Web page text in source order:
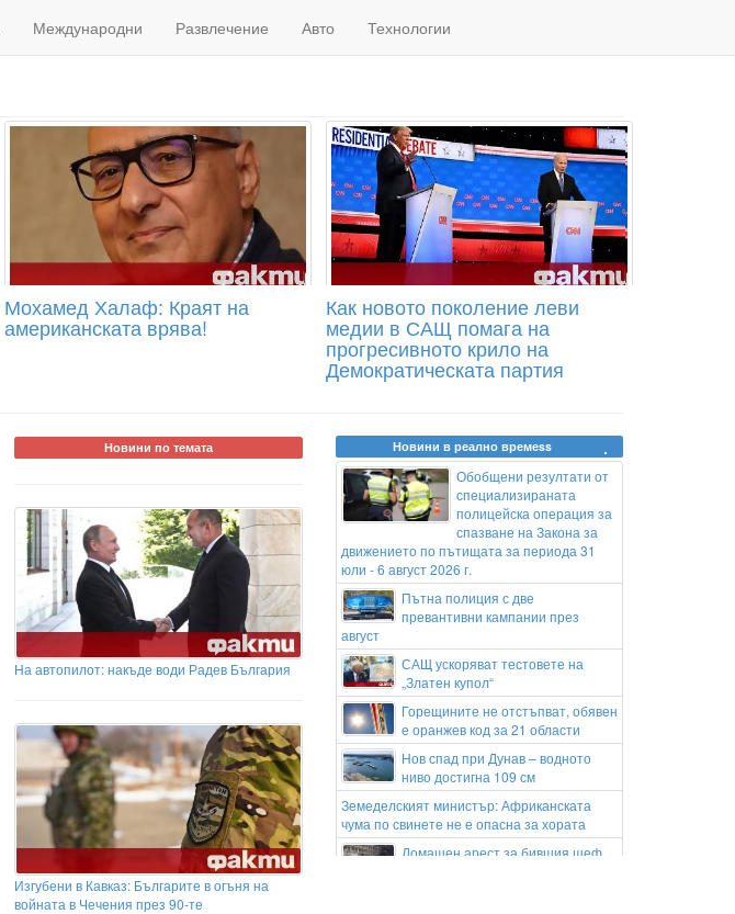
Международни Развлечение Авто Технологии
Мохамед Халаф: Краят на
американската врява!
Как новото поколение леви
медии в САЩ помага на
прогресивното крило на
Демократическата партия
Новини по темата
На автопилот: накъде води Радев България
Изгубени в Кавказ: Българите в огъня на
войната в Чечения през 90-те
Новини в реално времеss
Обобщени резултати от
специализираната
полицейска операция за
спазване на Закона за
движението по пътищата за периода 31
юли - 6 август 2026 г.
Пътна полиция с две
превантивни кампании през
август
САЩ ускоряват тестовете на
„Златен купол“
Горещините не отстъпват, обявен
е оранжев код за 21 области
Нов спад при Дунав – водното
ниво достигна 109 см
Земеделският министър: Африканската
чума по свинете не е опасна за хората
Домашен арест за бившия шеф